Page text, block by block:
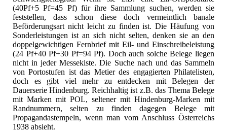
(40Pf+5 Pf=45 Pf) für ihre Sammlung suchen, werden sie
feststellen, dass schon diese doch vermeintlich banale
Beförderungsart nicht leicht zu finden ist. Die Häufung von
Sonderleistungen ist an sich nicht selten, denken sie an den
doppelgewichtigen Fernbrief mit Eil- und Einschreibeleistung
(24 Pf+40 Pf+30 Pf=94 Pf). Doch auch solche Belege liegen
nicht in jeder Messekiste. Die Suche nach und das Sammeln
von Portostufen ist das Metier des engagierten Philatelisten,
doch es gibt viel mehr zu entdecken mit Belegen der
Dauerserie Hindenburg. Reichhaltig ist z.B. das Thema Belege
mit Marken mit POL, seltener mit Hindenburg-Marken mit
Randnummern, selten zu finden dagegen Belege mit
Propagandastempeln, wenn man vom Anschluss Österreichs
1938 absieht.